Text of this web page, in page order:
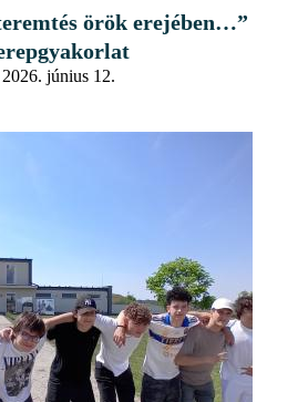
örök erejében…”
2026. június 12.